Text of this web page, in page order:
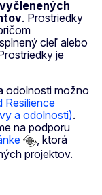
. Prostriedky
cieľ alebo
je
odolnosti možno
Resilience
a odolnosti).
na podporu
, ktorá
projektov.